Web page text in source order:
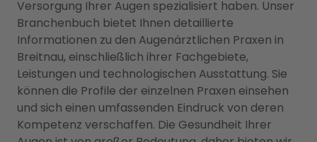
Versorgung Ihrer Augen spezialisiert haben. Unser
Branchenbuch bietet Ihnen detaillierte
Informationen zu den Augenärztlichen Praxen in
Breitnau, einschließlich ihrer Fachgebiete,
Leistungen und technologischen Ausstattung. Sie
können die Profile der einzelnen Praxen einsehen
und sich einen umfassenden Eindruck von deren
Kompetenz verschaffen. Die Gesundheit Ihrer